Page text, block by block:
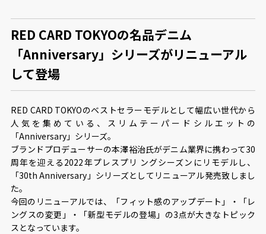
RED CARD TOKYOの名品デニム
「Anniversary」シリーズがリニューアル
して登場
RED CARD TOKYOのベストセラーモデルとして幅広い世代から
⼈気を集めている、スリムテーパードシルエットの
「Anniversary」シリーズ。
ブランドプロデューサーの本澤裕治⽒がデニム業界に携わって30
周年を迎える2022年プレスプリ ングシーズンにリモデルし、
「30th Anniversary」シリーズとしてリニューアル発売致しまし
た。
今回のリニューアルでは、「フィット感のアップデート」・「レ
ングスの変更」・「新型モデルの登場」の3点が⼤きなトピック
スとなっています。